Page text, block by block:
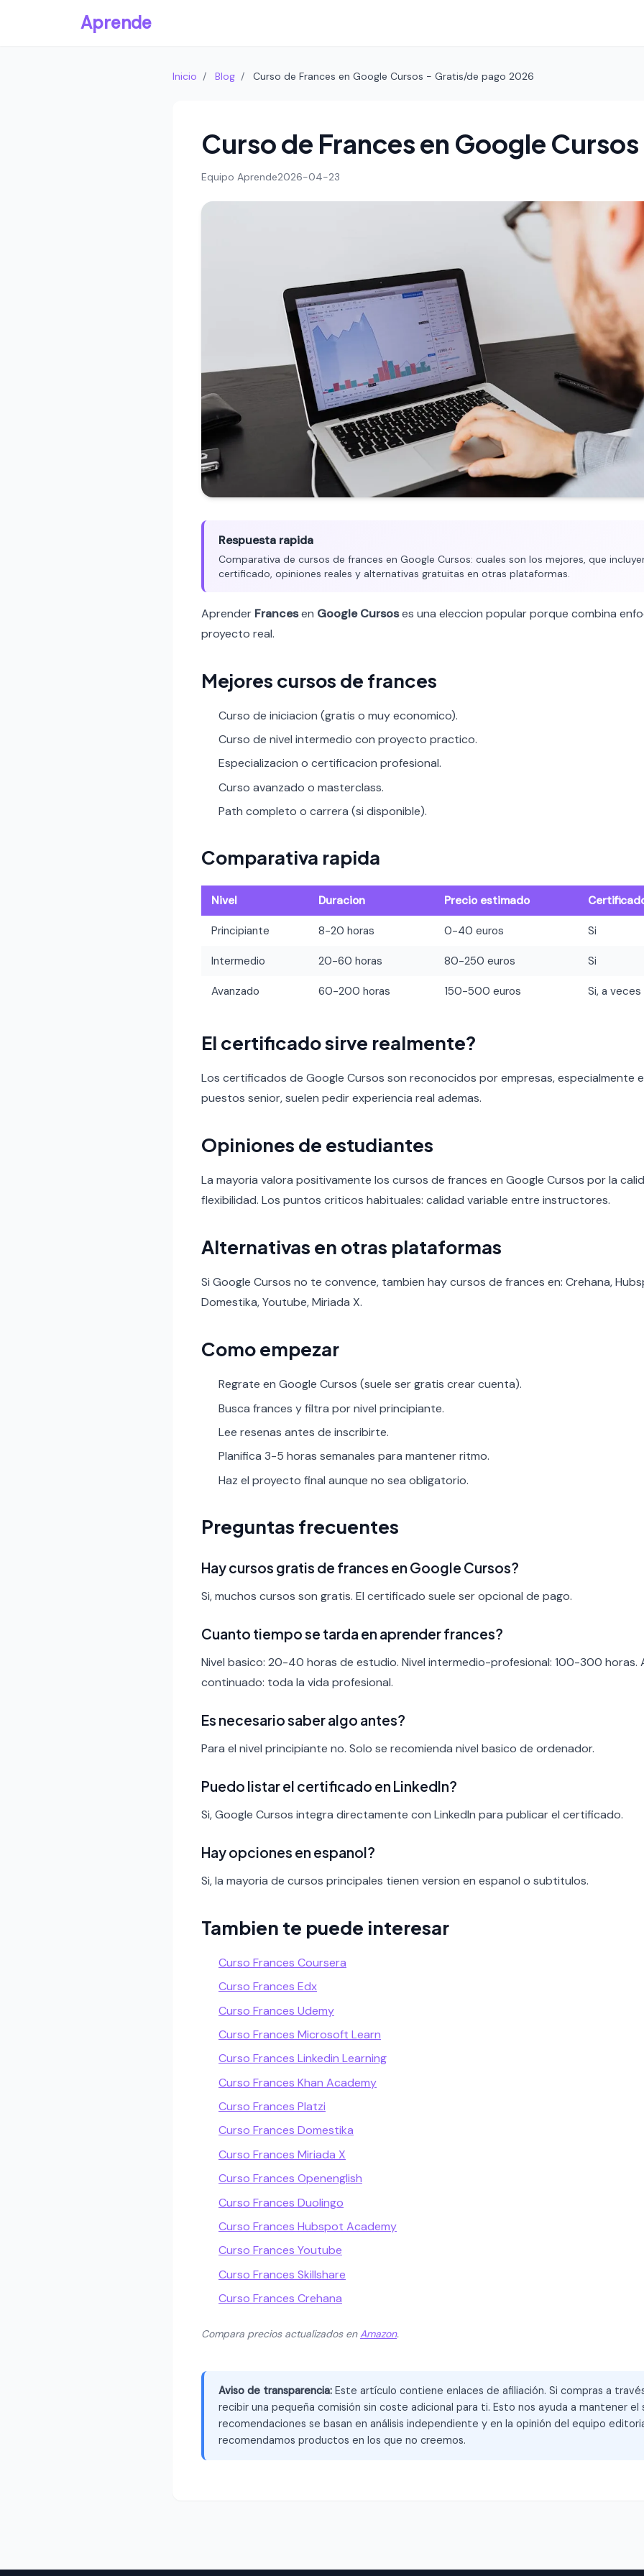
Aprende
Inicio / Blog / Curso de Frances en Google Cursos - Gratis/de pago 2026
Curso de Frances en Google Cursos
Equipo Aprende2026-04-23
Respuesta rapida
Comparativa de cursos de frances en Google Cursos: cuales son los mejores, que
certificado, opiniones reales y alternativas gratuitas en otras plataformas.
Aprender Francesen Google Cursoses una eleccion popular porque combina
proyecto real.
Mejores cursos de frances
Curso de iniciacion (gratis o muy economico).
Curso de nivel intermedio con proyecto practico.
Especializacion o certificacion profesional.
Curso avanzado o masterclass.
Path completo o carrera (si disponible).
Comparativa rapida
Nivel Duracion Precio estimado
Principiante 8-20 horas 0-40 euros Si
Intermedio 20-60 horas 80-250 euros Si
Avanzado 60-200 horas 150-500 euros Si, a
El certificado sirve realmente?
Los certificados de Google Cursos son reconocidos por empresas, especialmente
puestos senior, suelen pedir experiencia real ademas.
Opiniones de estudiantes
La mayoria valora positivamente los cursos de frances en Google Cursos por la
flexibilidad. Los puntos criticos habituales: calidad variable entre instructores.
Alternativas en otras plataformas
Si Google Cursos no te convence, tambien hay cursos de frances en: Crehana,
Domestika, Youtube, Miriada X.
Como empezar
Regrate en Google Cursos (suele ser gratis crear cuenta).
Busca frances y filtra por nivel principiante.
Lee resenas antes de inscribirte.
Planifica 3-5 horas semanales para mantener ritmo.
Haz el proyecto final aunque no sea obligatorio.
Preguntas frecuentes
Hay cursos gratis de frances en Google Cursos?
Si, muchos cursos son gratis. El certificado suele ser opcional de pago.
Cuanto tiempo se tarda en aprender frances?
Nivel basico: 20-40 horas de estudio. Nivel intermedio-profesional: 100-300 horas.
continuado: toda la vida profesional.
Es necesario saber algo antes?
Para el nivel principiante no. Solo se recomienda nivel basico de ordenador.
Puedo listar el certificado en LinkedIn?
Si, Google Cursos integra directamente con LinkedIn para publicar el certificado.
Hay opciones en espanol?
Si, la mayoria de cursos principales tienen version en espanol o subtitulos.
Tambien te puede interesar
Curso Frances Coursera
Curso Frances Edx
Curso Frances Udemy
Curso Frances Microsoft Learn
Curso Frances Linkedin Learning
Curso Frances Khan Academy
Curso Frances Platzi
Curso Frances Domestika
Curso Frances Miriada X
Curso Frances Openenglish
Curso Frances Duolingo
Curso Frances Hubspot Academy
Curso Frances Youtube
Curso Frances Skillshare
Curso Frances Crehana
Compara precios actualizados enAmazon.
Aviso de transparencia: Este artículo contiene enlaces de afiliación. Si compras a
recibir una pequeña comisión sin coste adicional para ti. Esto nos ayuda a mantener el
recomendaciones se basan en análisis independiente y en la opinión del equipo
recomendamos productos en los que no creemos.